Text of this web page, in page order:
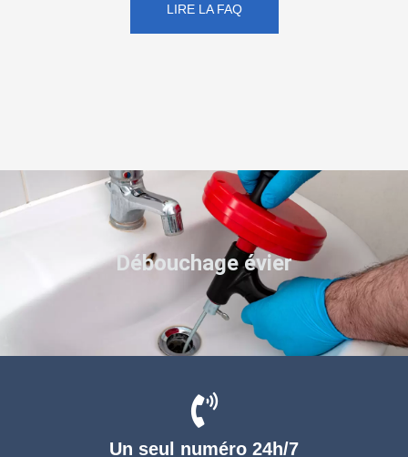
LIRE LA FAQ
Un seul numéro 24h/7
Débouchage évier